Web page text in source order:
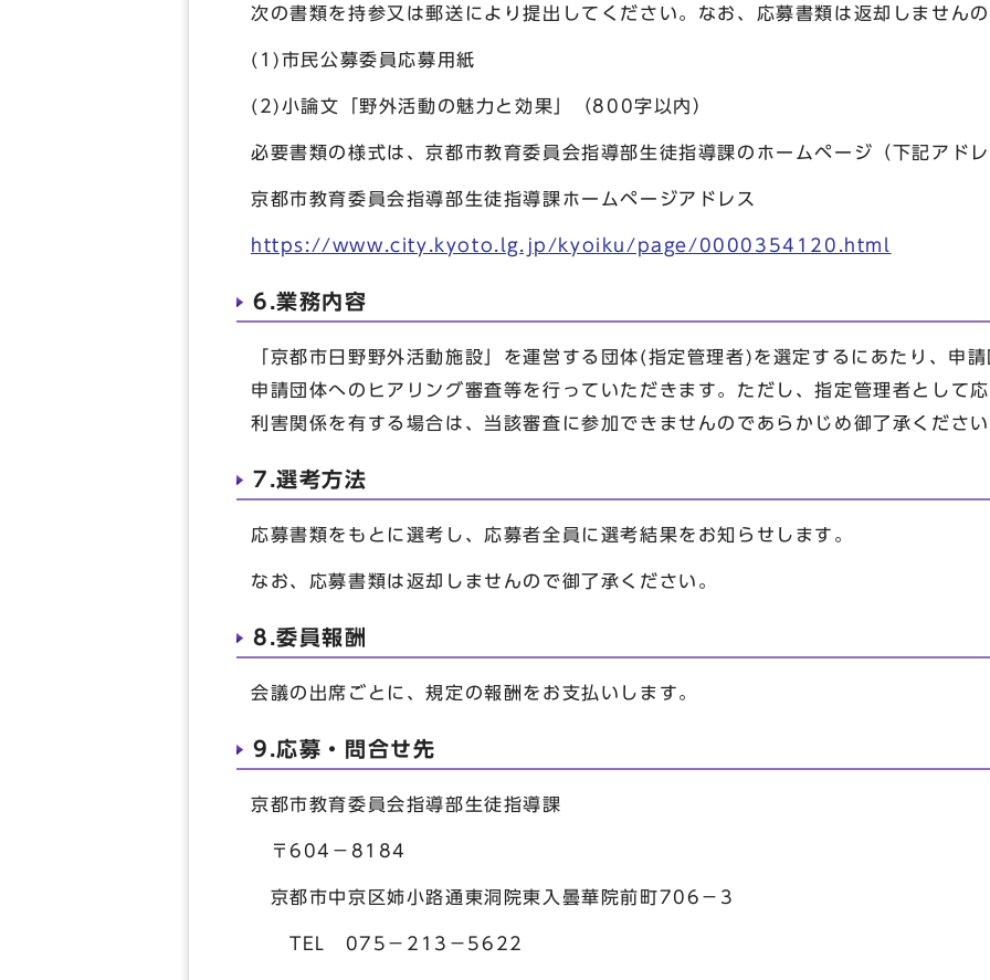
次の書類を持参又は郵送により提出してください。なお、応募書類は返却しません
(1)市民公募委員応募用紙
(2)小論文「野外活動の魅力と効果」（800字以内）
必要書類の様式は、京都市教育委員会指導部生徒指導課のホームページ（下記アド
京都市教育委員会指導部生徒指導課ホームページアドレス
https://www.city.kyoto.lg.jp/kyoiku/page/0000354120.html
6.業務内容
「京都市日野野外活動施設」を運営する団体(指定管理者)を選定するにあたり、申
申請団体へのヒアリング審査等を行っていただきます。ただし、指定管理者として
利害関係を有する場合は、当該審査に参加できませんのであらかじめ御了承くださ
7.選考方法
応募書類をもとに選考し、応募者全員に選考結果をお知らせします。
なお、応募書類は返却しませんので御了承ください。
8.委員報酬
会議の出席ごとに、規定の報酬をお支払いします。
9.応募・問合せ先
京都市教育委員会指導部生徒指導課
〒604－8184
京都市中京区姉小路通東洞院東入曇華院前町706－3
TEL 075－213－5622